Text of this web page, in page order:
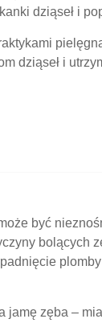
dziąseł i
dziąseł i
być
bolących
jamę zęba –